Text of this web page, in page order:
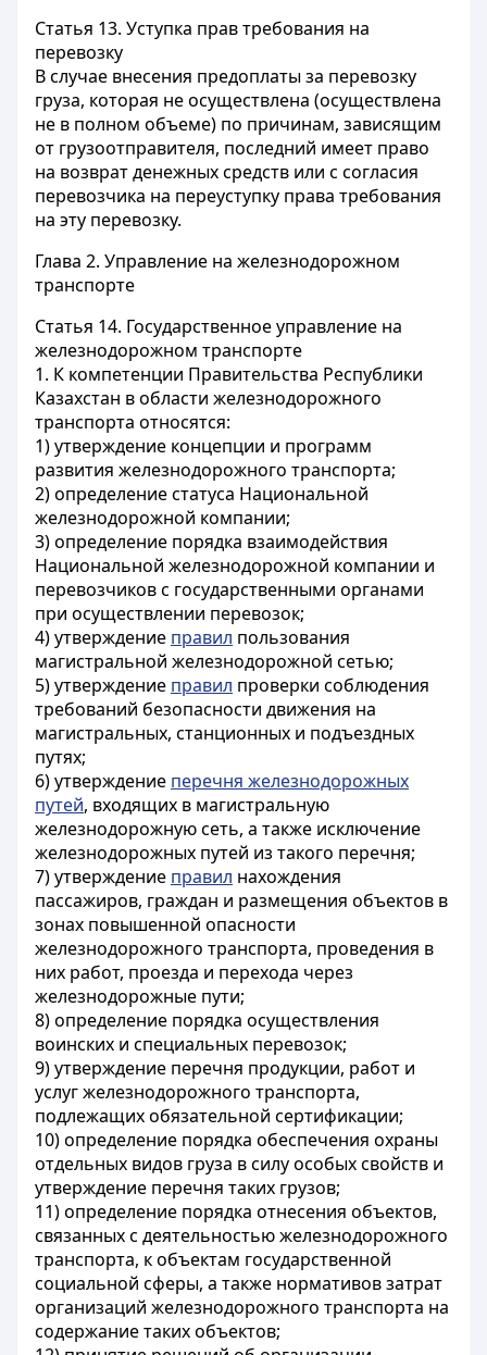
Статья 13. Уступка прав требования на
перевозку
В случае внесения предоплаты за перевозку
груза, которая не осуществлена (осуществлена
не в полном объеме) по причинам, зависящим
от грузоотправителя, последний имеет право
на возврат денежных средств или с согласия
перевозчика на переуступку права требования
на эту перевозку.
Глава 2. Управление на железнодорожном
транспорте
Статья 14. Государственное управление на
железнодорожном транспорте
1. К компетенции Правительства Республики
Казахстан в области железнодорожного
транспорта относятся:
1) утверждение концепции и программ
развития железнодорожного транспорта;
2) определение статуса Национальной
железнодорожной компании;
3) определение порядка взаимодействия
Национальной железнодорожной компании и
перевозчиков с государственными органами
при осуществлении перевозок;
4) утверждение правил пользования
магистральной железнодорожной сетью;
5) утверждение правил проверки соблюдения
требований безопасности движения на
магистральных, станционных и подъездных
путях;
6) утверждение перечня железнодорожных
путей, входящих в магистральную
железнодорожную сеть, а также исключение
железнодорожных путей из такого перечня;
7) утверждение правил нахождения
пассажиров, граждан и размещения объектов в
зонах повышенной опасности
железнодорожного транспорта, проведения в
них работ, проезда и перехода через
железнодорожные пути;
8) определение порядка осуществления
воинских и специальных перевозок;
9) утверждение перечня продукции, работ и
услуг железнодорожного транспорта,
подлежащих обязательной сертификации;
10) определение порядка обеспечения охраны
отдельных видов груза в силу особых свойств и
утверждение перечня таких грузов;
11) определение порядка отнесения объектов,
связанных с деятельностью железнодорожного
транспорта, к объектам государственной
социальной сферы, а также нормативов затрат
организаций железнодорожного транспорта на
содержание таких объектов;